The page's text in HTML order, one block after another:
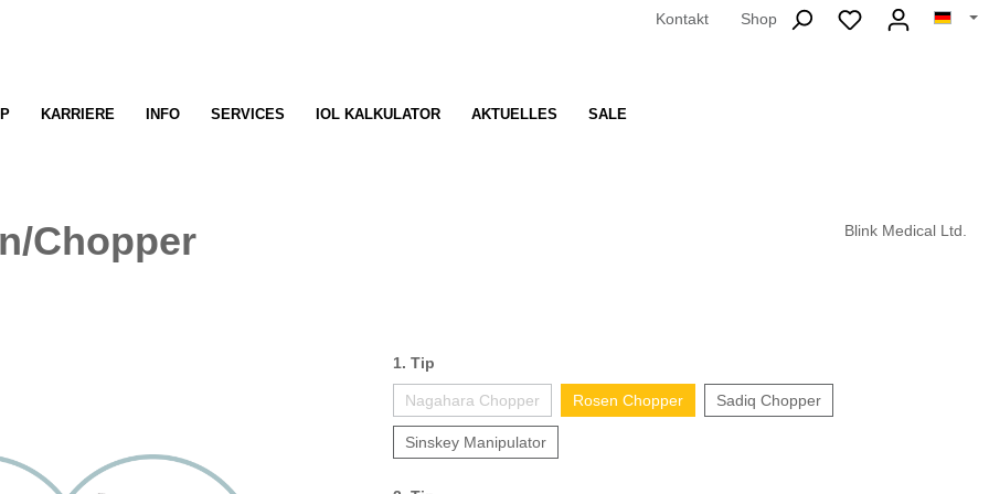
Kontakt Shop
KARRIERE INFO SERVICES IOL KALKULATOR AKTUELLES SALE
Chopper Blink Medical Ltd.
1. Tip
Nagahara Chopper Rosen Chopper Sadiq Chopper
Sinskey Manipulator